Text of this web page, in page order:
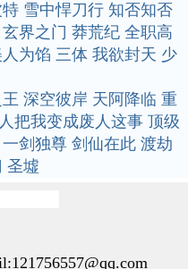
雪中悍刀行 知否知否
玄界之门 莽荒纪 全职高
人为馅 三体 我欲封天 少
深空彼岸 天阿降临 重
把我变成废人这事 顶级
一剑独尊 剑仙在此 渡劫
圣墟